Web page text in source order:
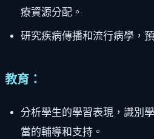
療資源分配。
研究疾病傳播和流行病學，
教育：
分析學生的學習表現，識別
當的輔導和支持。